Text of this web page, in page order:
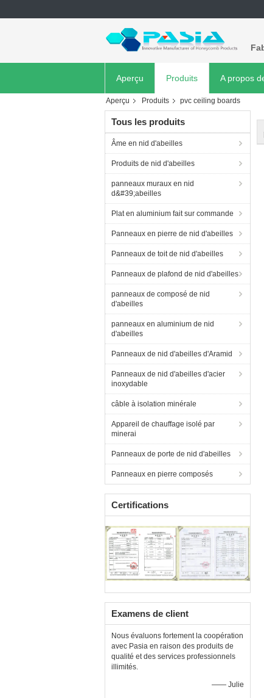
Aperçu Produits A propos
Aperçu Produits pvc ceiling boards
Tous les produits
Âme en nid d'abeilles
Produits de nid d'abeilles
panneaux muraux en nid
d&#39;abeilles
Plat en aluminium fait sur commande
Panneaux en pierre de nid d'abeilles
Panneaux de toit de nid d'abeilles
Panneaux de plafond de nid d'abeilles
panneaux de composé de nid
d'abeilles
panneaux en aluminium de nid
d'abeilles
Panneaux de nid d'abeilles d'Aramid
Panneaux de nid d'abeilles d'acier
inoxydable
câble à isolation minérale
Appareil de chauffage isolé par
minerai
Panneaux de porte de nid d'abeilles
Panneaux en pierre composés
Certifications
Examens de client
Nous évaluons fortement la coopération
avec Pasia en raison des produits de
qualité et des services professionnels
illimités.
—— Julie